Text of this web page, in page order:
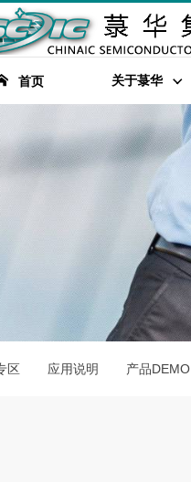
首页 关于菉华
区 应用说明 产品DEMO